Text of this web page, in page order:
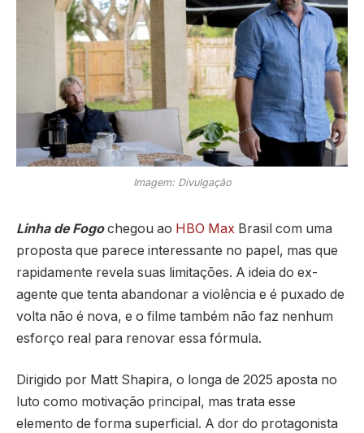
Imagem: Divulgação
Linha de Fogochegou ao HBO Max Brasil com uma
proposta que parece interessante no papel, mas que
rapidamente revela suas limitações. A ideia do ex-
agente que tenta abandonar a violência e é puxado de
volta não é nova, e o filme também não faz nenhum
esforço real para renovar essa fórmula.
Dirigido por Matt Shapira, o longa de 2025 aposta no
luto como motivação principal, mas trata esse
elemento de forma superficial. A dor do protagonista